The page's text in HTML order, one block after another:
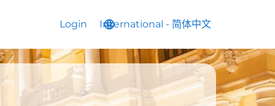
Login language
International - 简体中文
keyboard_arrow_down